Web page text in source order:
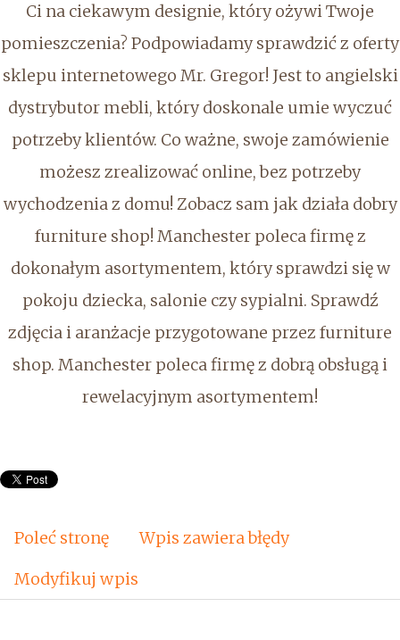
Ci na ciekawym designie, który ożywi Twoje
pomieszczenia? Podpowiadamy sprawdzić z oferty
sklepu internetowego Mr. Gregor! Jest to angielski
dystrybutor mebli, który doskonale umie wyczuć
potrzeby klientów. Co ważne, swoje zamówienie
możesz zrealizować online, bez potrzeby
wychodzenia z domu! Zobacz sam jak działa dobry
furniture shop! Manchester poleca firmę z
dokonałym asortymentem, który sprawdzi się w
pokoju dziecka, salonie czy sypialni. Sprawdź
zdjęcia i aranżacje przygotowane przez furniture
shop. Manchester poleca firmę z dobrą obsługą i
rewelacyjnym asortymentem!
Poleć stronę
Wpis zawiera błędy
Modyfikuj wpis